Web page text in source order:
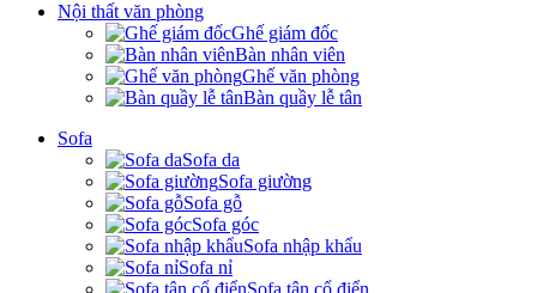
Nội thất văn phòng
Ghế giám đốc
Bàn nhân viên
Ghế văn phòng
Bàn quầy lễ tân
Sofa
Sofa da
Sofa giường
Sofa gỗ
Sofa góc
Sofa nhập khẩu
Sofa nỉ